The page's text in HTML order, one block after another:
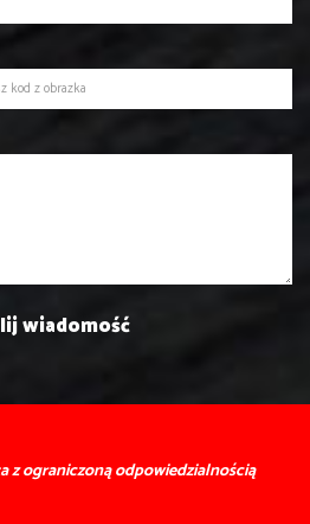
z ograniczoną odpowiedzialnością